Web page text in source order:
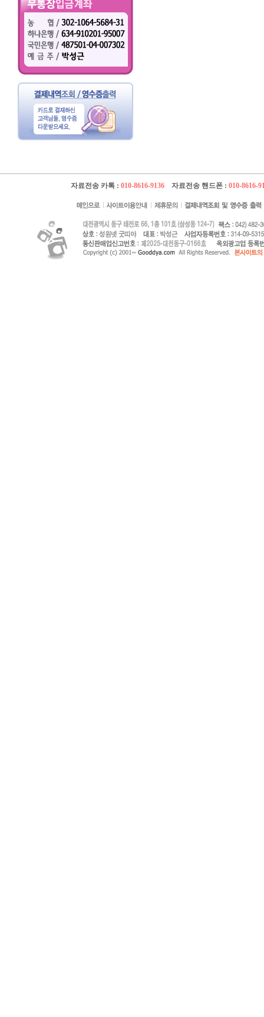
자료전송 카톡 : 010-8616-9136 자료전송 핸드폰 : 010-8616-